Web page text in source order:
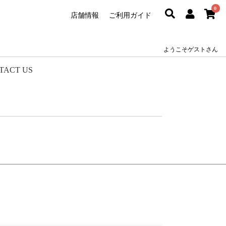
店舗情報 ご利用ガイド
0
ようこそゲストさん
US